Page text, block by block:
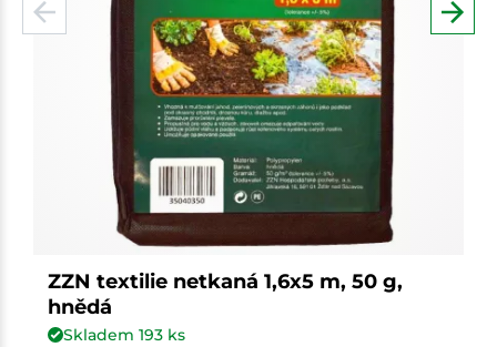
ZZN textilie netkaná 1,6x5 m, 50 g,
hnědá
Skladem 193ks